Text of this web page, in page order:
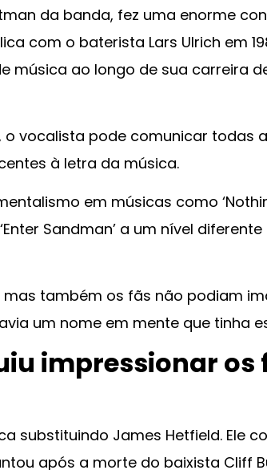
da banda, fez uma enorme
com o baterista Lars Ulrich em
música ao longo de sua carreira
vocalista pode comunicar todas
à letra da música.
em músicas como
Sandman’ a um nível
também os fãs não podiam
um nome em mente que tinha
impressionar os
substituindo James Hetfield. Ele
após a morte do baixista Cliff